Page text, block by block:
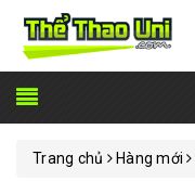
Trang chủ Hàng mới